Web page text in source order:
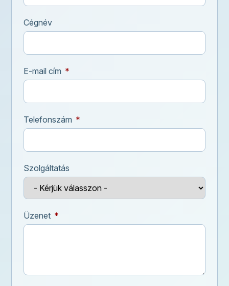
Cégnév
E-mail cím
Telefonszám
Szolgáltatás
Üzenet